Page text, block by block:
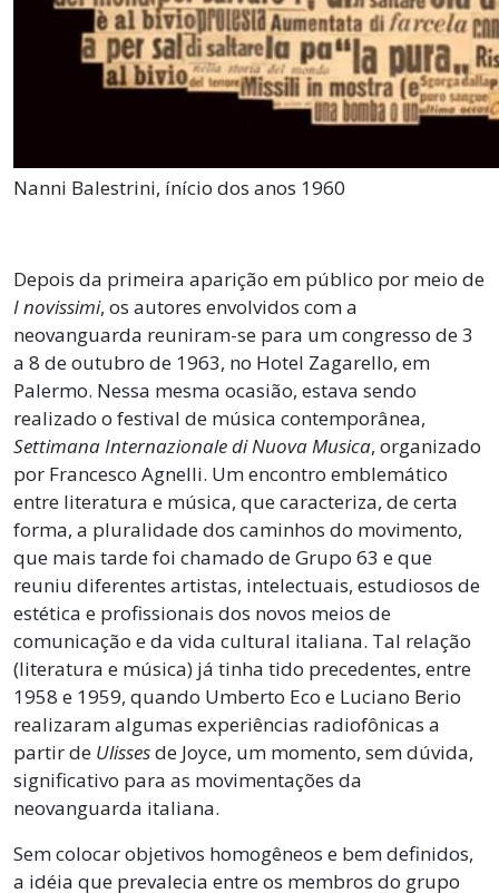
Nanni Balestrini, ínício dos anos 1960
Depois da primeira aparição em público por meio de
I novissimi, os autores envolvidos com a
neovanguarda reuniram-se para um congresso de 3
a 8 de outubro de 1963, no Hotel Zagarello, em
Palermo. Nessa mesma ocasião, estava sendo
realizado o festival de música contemporânea,
Settimana Internazionale di Nuova Musica, organizado
por Francesco Agnelli. Um encontro emblemático
entre literatura e música, que caracteriza, de certa
forma, a pluralidade dos caminhos do movimento,
que mais tarde foi chamado de Grupo 63 e que
reuniu diferentes artistas, intelectuais, estudiosos de
estética e profissionais dos novos meios de
comunicação e da vida cultural italiana. Tal relação
(literatura e música) já tinha tido precedentes, entre
1958 e 1959, quando Umberto Eco e Luciano Berio
realizaram algumas experiências radiofônicas a
partir de Ulissesde Joyce, um momento, sem dúvida,
significativo para as movimentações da
neovanguarda italiana.
Sem colocar objetivos homogêneos e bem definidos,
a idéia que prevalecia entre os membros do grupo